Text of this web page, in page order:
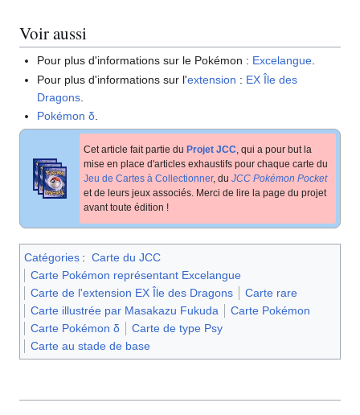
Voir aussi
Pour plus d'informations sur le Pokémon : Excelangue.
Pour plus d'informations sur l'extension : EX Île des
Dragons
Pokémon δ
Cet article fait partie du Projet JCC, qui a pour but la
mise en place d'articles exhaustifs pour chaque carte du
Jeu de Cartes à Collectionner, du JCC Pokémon Pocket
et de leurs jeux associés. Merci de lire la page du projet
avant toute édition !
Catégories : Carte du JCC
Carte Pokémon représentant Excelangue
Carte de l'extension EX Île des Dragons
Carte rare
Carte illustrée par Masakazu Fukuda
Carte Pokémon
Carte Pokémon δ
Carte de type Psy
Carte au stade de base